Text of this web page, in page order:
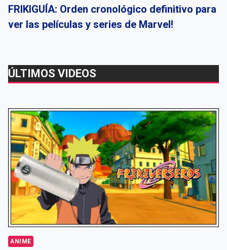
FRIKIGUÍA: Orden cronológico definitivo para
ver las películas y series de Marvel!
ÚLTIMOS VIDEOS
ANIME